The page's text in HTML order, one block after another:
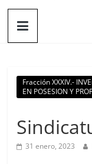
Fracción XXXIV.-
EN POSESION Y
31 enero, 2023